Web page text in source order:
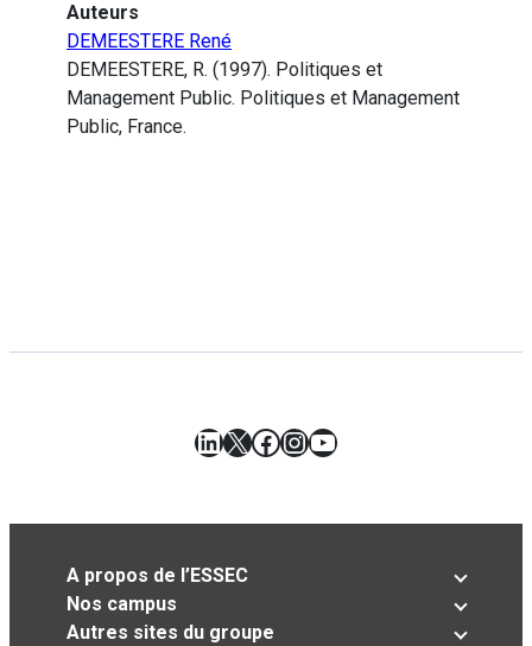
Auteurs
DEMEESTERE René
DEMEESTERE, R. (1997). Politiques et
Management Public. Politiques et Management
Public, France.
LinkedIn
X Facebook
Instagram
YouTube
A propos de l’ESSEC
Nos campus
Autres sites du groupe